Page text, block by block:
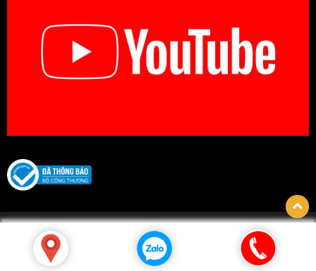
© Bản quyền thuộc về CÔNG TY TNHH BIDICA. Thiết kế bởi
hpsoft.vn